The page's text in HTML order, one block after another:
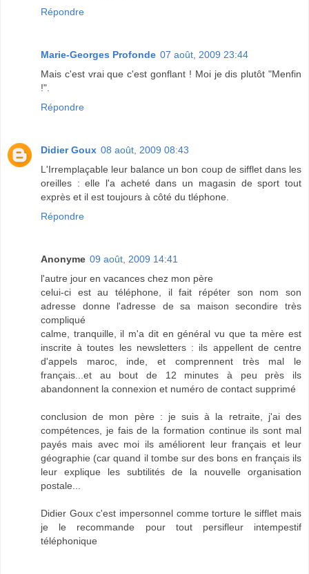
Répondre
Marie-Georges Profonde 07 août, 2009 23:44
Mais c'est vrai que c'est gonflant ! Moi je dis plutôt "Menfin
!".
Répondre
Didier Goux 08 août, 2009 08:43
L'Irremplaçable leur balance un bon coup de sifflet dans les
oreilles : elle l'a acheté dans un magasin de sport tout
exprès et il est toujours à côté du tléphone.
Répondre
Anonyme 09 août, 2009 14:41
l'autre jour en vacances chez mon père
celui-ci est au téléphone, il fait répéter son nom son
adresse donne l'adresse de sa maison secondire très
compliqué
calme, tranquille, il m'a dit en général vu que ta mère est
inscrite à toutes les newsletters : ils appellent de centre
d'appels maroc, inde, et comprennent très mal le
français...et au bout de 12 minutes à peu près ils
abandonnent la connexion et numéro de contact supprimé
conclusion de mon père : je suis à la retraite, j'ai des
compétences, je fais de la formation continue ils sont mal
payés mais avec moi ils améliorent leur français et leur
géographie (car quand il tombe sur des bons en français ils
leur explique les subtilités de la nouvelle organisation
postale...
Didier Goux c'est impersonnel comme torture le sifflet mais
je le recommande pour tout persifleur intempestif
téléphonique